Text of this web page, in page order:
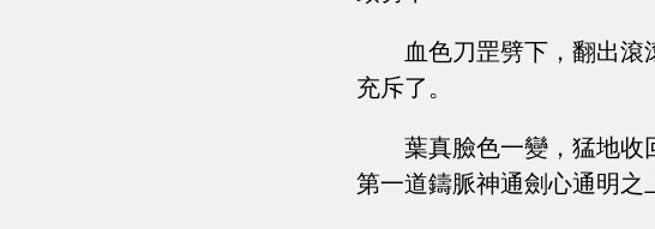
血色刀罡劈下，翻出
充斥了。
葉真臉色一變，猛地收
第一道鑄脈神通劍心通明之